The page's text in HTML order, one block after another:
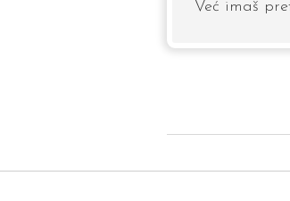
Već imaš